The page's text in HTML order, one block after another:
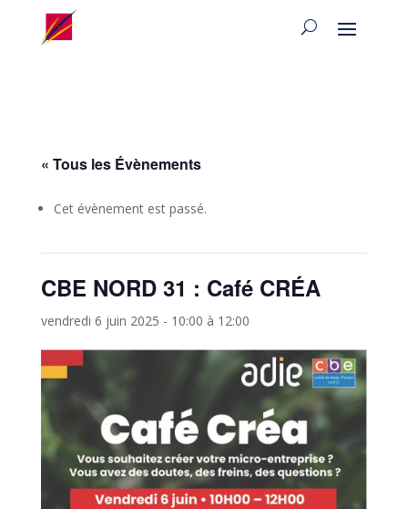
« Tous les Évènements
Cet évènement est passé.
CBE NORD 31 : Café CRÉA
vendredi 6 juin 2025 - 10:00 à 12:00